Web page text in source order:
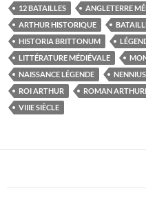
12 BATAILLES ANGLETERRE
ARTHUR HISTORIQUE
HISTORIA BRITTONUM
LITTÉRATURE MÉDIÉVALE
NAISSANCE LÉGENDE
NENNIUS
ROI ARTHUR
ROMAN
VIIIE SIÈCLE